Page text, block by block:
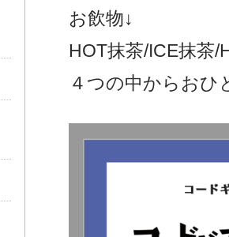
お飲物↓
HOT抹茶/ICE抹茶/
４つの中からおひ